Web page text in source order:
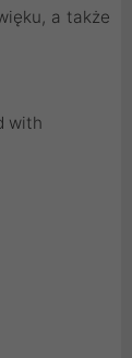
a także
with